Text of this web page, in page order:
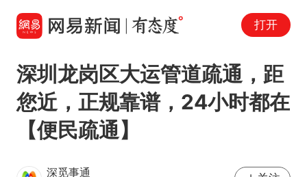
打开
深圳龙岗区大运管道疏通，距
您近，正规靠谱，24小时都在
【便民疏通】
深觅事通